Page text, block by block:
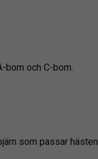
bom och C-bom.
som passar hästen